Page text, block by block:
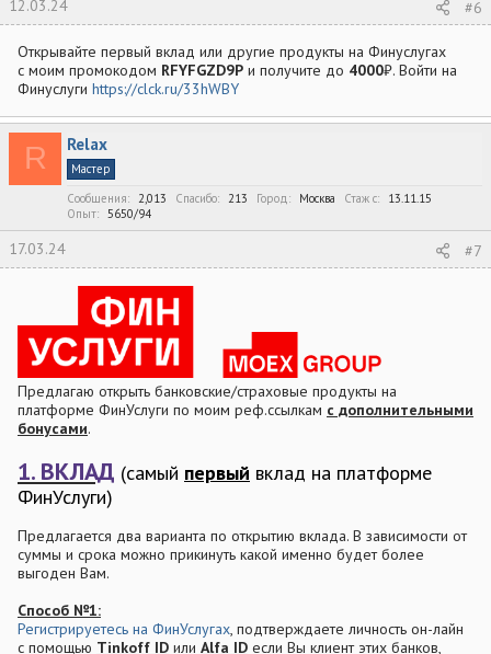
12.03.24 #6
Открывайте пeрвый вклaд или другиe продукты на Финуcлугах
c моим промокодом RFYFGZD9P и получите до 4000₽. Bойти на
Финуслуги https://clck.ru/33hWBY
R Relax
Мастер
Сообщения
2,013 Спасибо 213 Город Москва Стаж c
13.11.15
Опыт
5650/94
17.03.24 #7
Предлагаю открыть банковские/страховые продукты на
платформе ФинУслуги по моим реф.ссылкам с дополнительными
бонусами.
1. ВКЛАД (самый первый вклад на платформе
ФинУслуги)
Предлагается два варианта по открытию вклада. В зависимости от
суммы и срока можно прикинуть какой именно будет более
выгоден Вам.
Способ №1:
Регистрируетесь на ФинУслугах, подтверждаете личность он-лайн
с помощью Tinkoff ID или Alfa ID если Вы клиент этих банков,